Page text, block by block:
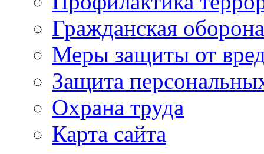
Гражданская оборона
Меры защиты от
Защита
Охрана труда
Карта сайта